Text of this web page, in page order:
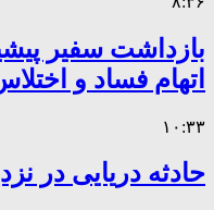
بازداشت سفیر
اتهام فساد و
۱۰:۳۳
حادثه دریایی در